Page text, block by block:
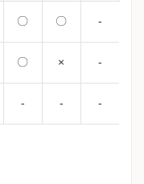
〇 〇 -
〇 × -
- - -